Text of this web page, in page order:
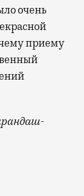
очень
приему
в